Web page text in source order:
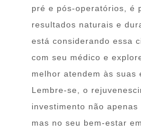
pré e pós-operatórios, é
resultados naturais e
está considerando essa
com seu médico e
melhor atendem às suas
Lembre-se, o
investimento não apenas
mas no seu bem-estar